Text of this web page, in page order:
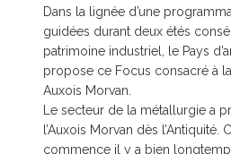
Dans la lignée d’une
guidées durant deux étés
patrimoine industriel, le Pays
propose ce Focus consacré à
Auxois Morvan.
Le secteur de la métallurgie a
l’Auxois Morvan dès l’Antiquité.
commence il y a bien